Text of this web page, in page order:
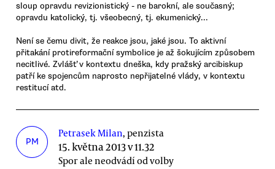
sloup opravdu revizionistický - ne barokní, ale současný;
opravdu katolický, tj. všeobecný, tj. ekumenický...
Není se čemu divit, že reakce jsou, jaké jsou. To aktivní
přitakání protireformační symbolice je až šokujícím způsobem
necitlivé. Zvlášť v kontextu dneška, kdy pražský arcibiskup
patří ke spojencům naprosto nepřijatelné vlády, v kontextu
restitucí atd.
PM
Petrasek Milan, penzista
15. května 2013 v 11.32
Spor ale neodvádí od volby